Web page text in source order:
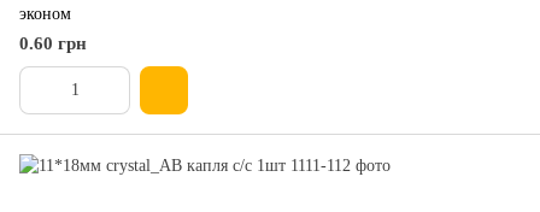
эконом
0.60 грн